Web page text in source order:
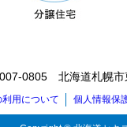
0805 北海道札幌
用について 個人情報保